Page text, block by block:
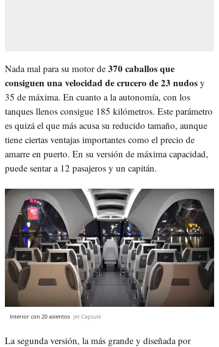
Nada mal para su motor de 370 caballos que
consiguen una velocidad de crucero de 23 nudos y
35 de máxima. En cuanto a la autonomía, con los
tanques llenos consigue 185 kilómetros. Este parámetro
es quizá el que más acusa su reducido tamaño, aunque
tiene ciertas ventajas importantes como el precio de
amarre en puerto. En su versión de máxima capacidad,
puede sentar a 12 pasajeros y un capitán.
Interior con 20 asientos Jet Capsule
La segunda versión, la más grande y diseñada por